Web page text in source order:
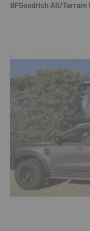
BFGoodrich All/Terrain